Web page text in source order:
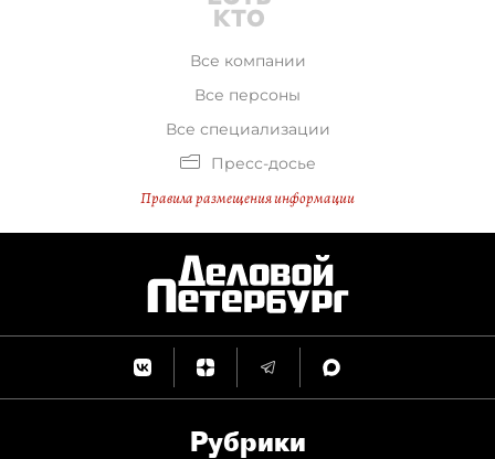
Все компании
Все персоны
Все специализации
Пресс-досье
Правила размещения информации
Рубрики